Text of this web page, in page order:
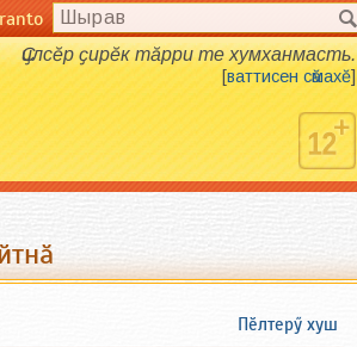
Ҫилсӗр ҫирӗк тӑрри те хумханмасть.
[ваттисен сӑмахӗ]
Пӗлтерӳ хуш